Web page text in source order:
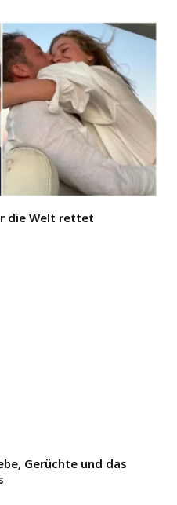
die Welt rettet
Gerüchte und das